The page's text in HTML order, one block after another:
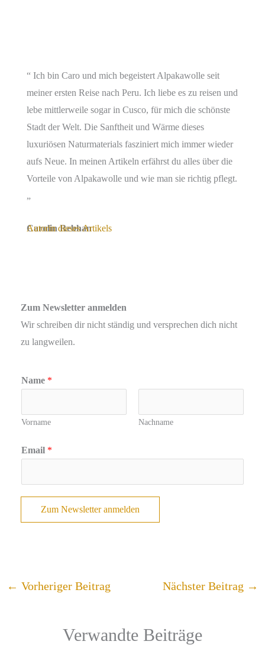
“ Ich bin Caro und mich begeistert Alpakawolle seit
meiner ersten Reise nach Peru. Ich liebe es zu reisen und
lebe mittlerweile sogar in Cusco, für mich die schönste
Stadt der Welt. Die Sanftheit und Wärme dieses
luxuriösen Naturmaterials fasziniert mich immer wieder
aufs Neue. In meinen Artikeln erfährst du alles über die
Vorteile von Alpakawolle und wie man sie richtig pflegt.
„
Carolin Rebhan
Autorin dieses Artikels
Zum Newsletter anmelden
Wir schreiben dir nicht ständig und versprechen dich nicht
zu langweilen.
Name *
Vorname Nachname
Email *
Zum Newsletter anmelden
← Vorheriger Beitrag Nächster Beitrag →
Verwandte Beiträge